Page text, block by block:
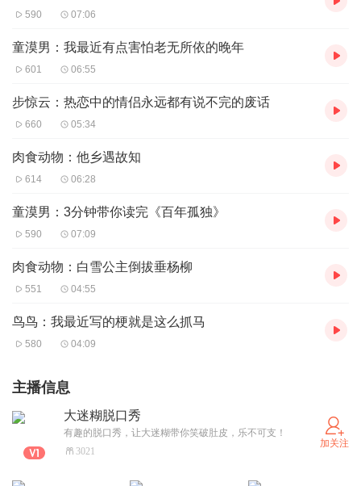
590 07:06
童漠男：我最近有点害怕老无所依的晚年
601 06:55
步惊云：热恋中的情侣永远都有说不完的废话
660 05:34
肉食动物：他乡遇故知
614 06:28
童漠男：3分钟带你读完《百年孤独》
590 07:09
肉食动物：白雪公主倒拔垂杨柳
551 04:55
鸟鸟：我最近写的梗就是这么抓马
580 04:09
主播信息
大迷糊脱口秀
有趣的脱口秀，让大迷糊带你笑破肚皮，乐不可支！
3021
加关注